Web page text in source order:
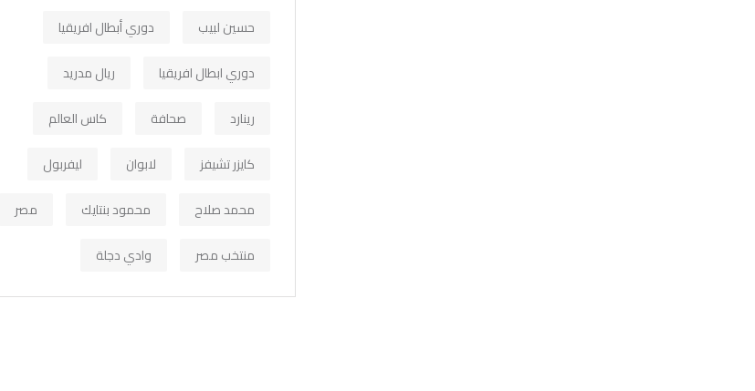
حسين لبيب
دوري أبطال افريقيا
دوري ابطال افريقيا
ريال مدريد
رينارد
صحافة
كاس العالم
كايزر تشيفز
لابوان
ليفربول
محمد صلاح
محمود بنتايك
مصر
منتخب مصر
وادي دجلة